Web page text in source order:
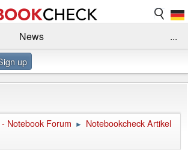
News
...
up
Notebook Forum ► Notebookcheck Artikel